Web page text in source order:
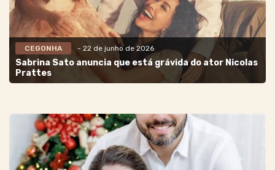
CEGONHA - 22 de junho de 2026
Sabrina Sato anuncia que está grávida do ator Nicolas
Prattes